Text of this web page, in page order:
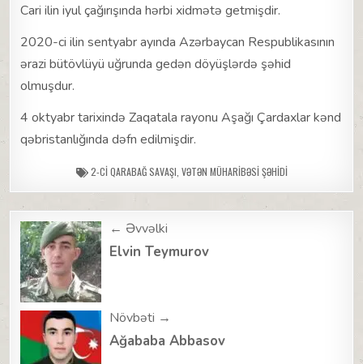
Cari ilin iyul çağırışında hərbi xidmətə getmişdir.
2020-ci ilin sentyabr ayında Azərbaycan Respublikasının
ərazi bütövlüyü uğrunda gedən döyüşlərdə şəhid
olmuşdur.
4 oktyabr tarixində Zaqatala rayonu Aşağı Çardaxlar kənd
qəbristanlığında dəfn edilmişdir.
2-CI QARABAĞ SAVAŞI VƏTƏN MÜHARIBƏSI ŞƏHIDI
Post
navigation
← Əvvəlki
Elvin Teymurov
Növbəti →
Ağababa Abbasov